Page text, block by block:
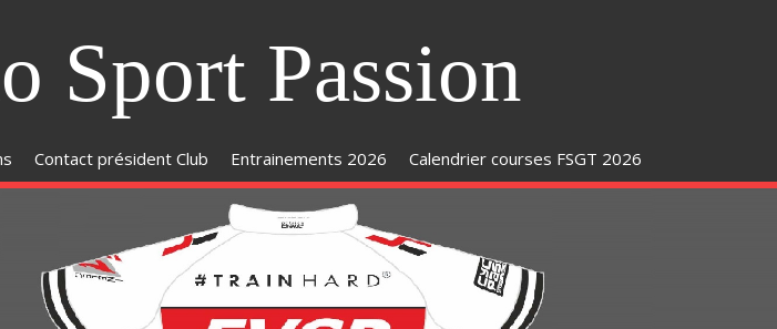
Sport Passion
Contact président Club Entrainements 2026 Calendrier courses FSGT 2026